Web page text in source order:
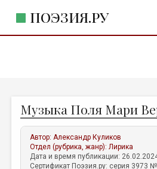
ПОЭЗИЯ.РУ
ЖАНРЫ
АВТОРЫ
КОММЕНТАРИИ
Музыка Поля Мари
Автор:Александр Куликов
Отдел (рубрика, жанр):Лирика
Дата и время публикации:
Сертификат Поэзия.ру: серия 3973